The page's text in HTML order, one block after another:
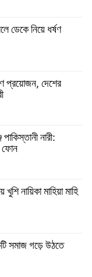
ডেকে নিয়ে ধর্ষণ
প্রয়োজন, দেশের
নারী:
ফোন
নায়িকা মাহিয়া মাহি
সমাজ গড়ে উঠতে